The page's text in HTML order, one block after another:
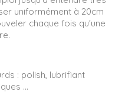
uniformément à 20cm
chaque fois qu'une
: polish, lubrifiant
...